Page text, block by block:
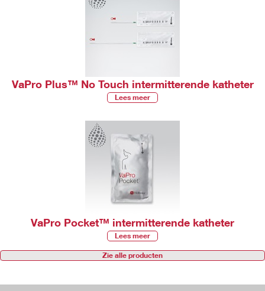
VaPro Plus™ No Touch intermitterende katheter
Lees meer
VaPro Pocket™ intermitterende katheter
Lees meer
Zie alle producten